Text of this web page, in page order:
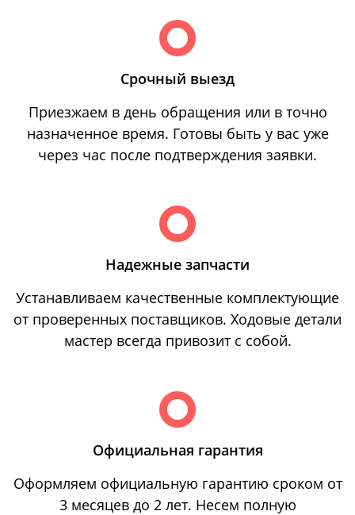
Срочный выезд
Приезжаем в день обращения или в точно
назначенное время. Готовы быть у вас уже
через час после подтверждения заявки.
Надежные запчасти
Устанавливаем качественные комплектующие
от проверенных поставщиков. Ходовые детали
мастер всегда привозит с собой.
Официальная гарантия
Оформляем официальную гарантию сроком от
3 месяцев до 2 лет. Несем полную